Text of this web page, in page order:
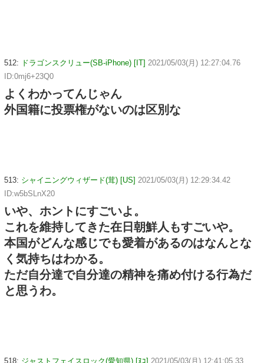
512: ドラゴンスクリュー(SB-iPhone) [IT] 2021/05/03(月) 12:27:04.76
ID:0mj6+23Q0
よくわかってんじゃん
外国籍に投票権がないのは区別な
513: シャイニングウィザード(茸) [US] 2021/05/03(月) 12:29:34.42
ID:w5bSLnX20
いや、ホントにすごいよ。
これを維持してきた在日朝鮮人もすごいや。
本国がどんな感じでも愛着があるのはなんとな
く気持ちはわかる。
ただ自分達で自分達の精神を痛め付ける行為だ
と思うわ。
518: ジャストフェイスロック(愛知県) [ﾇｺ] 2021/05/03(月) 12:41:05.33